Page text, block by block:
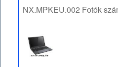
NX.MPKEU.002 Fotók